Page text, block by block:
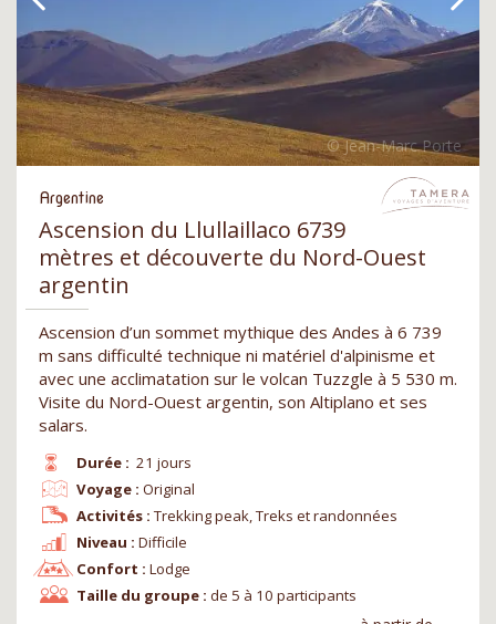
Argentine
Ascension du Llullaillaco 6739
mètres et découverte du Nord-Ouest
argentin
Ascension d’un sommet mythique des Andes à 6 739
m sans difficulté technique ni matériel d'alpinisme et
avec une acclimatation sur le volcan Tuzzgle à 5 530 m.
Visite du Nord-Ouest argentin, son Altiplano et ses
salars.
Durée : 21 jours
Niveau : Difficile
Voyage : Original
Confort : Lodge
Activités : Trekking peak, Treks et randonnées
Taille du groupe : de 5 à 10 participants